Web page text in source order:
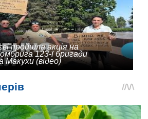
пройшла акція на
123-ї бригади
Макухи (відео)